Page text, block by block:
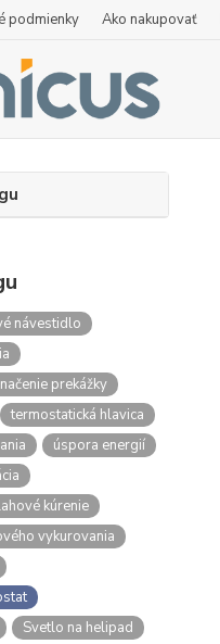
podmienky Ako nakupovať
návestidlo
prekážky
termostatická hlavica
úspora energií
kúrenie
vykurovania
Svetlo na helipad